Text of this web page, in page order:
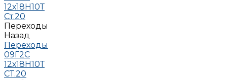
12х18Н10Т
Ст.20
Переходы
Назад
Переходы
09Г2С
12х18Н10Т
СТ.20